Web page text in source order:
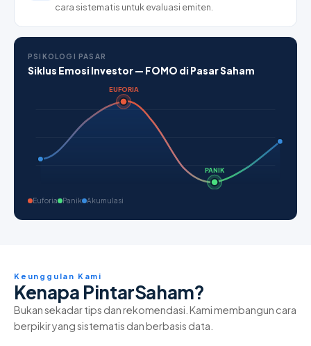
cara sistematis untuk evaluasi emiten.
PSIKOLOGI PASAR
Siklus Emosi Investor — FOMO di Pasar Saham
EUFORIA
PANIK
Euforia Panik Akumulasi
Keunggulan Kami
Kenapa PintarSaham?
Bukan sekadar tips dan rekomendasi. Kami membangun cara
berpikir yang sistematis dan berbasis data.